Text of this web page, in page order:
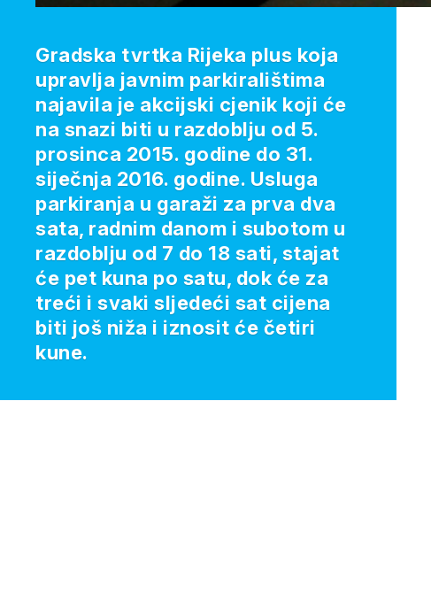
Gradska tvrtka Rijeka plus koja
upravlja javnim parkiralištima
najavila je akcijski cjenik koji će
na snazi biti u razdoblju od 5.
prosinca 2015. godine do 31.
siječnja 2016. godine. Usluga
parkiranja u garaži za prva dva
sata, radnim danom i subotom u
razdoblju od 7 do 18 sati, stajat
će pet kuna po satu, dok će za
treći i svaki sljedeći sat cijena
biti još niža i iznosit će četiri
kune.